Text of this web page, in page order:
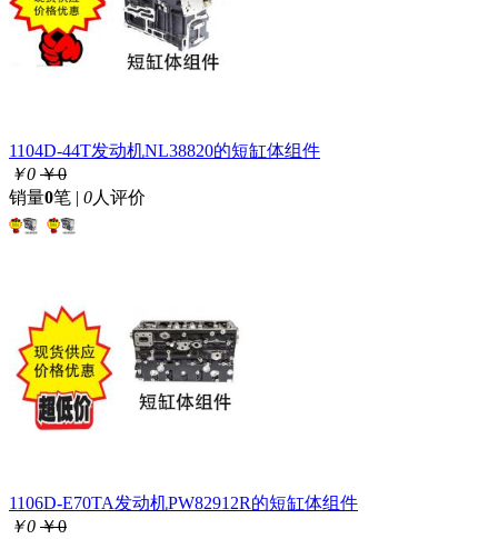
1104D-44T发动机NL38820的短缸体组件
￥0 ￥0
销量0笔 | 0人评价
1106D-E70TA发动机PW82912R的短缸体组件
￥0 ￥0